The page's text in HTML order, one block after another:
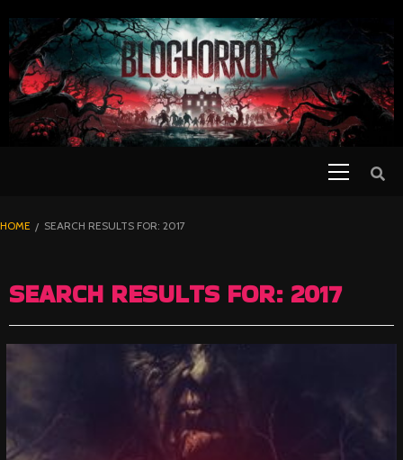
TO
CONTENT
BLOGHORROR
HOME SEARCH RESULTS FOR: 2017
SEARCH RESULTS FOR: 2017